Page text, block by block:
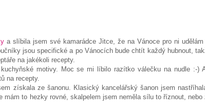
a slíbila jsem své kamarádce Jitce, že na Vánoce pro ni udělám
jsou specifické a po Vánocích bude chtít každý hubnout,
na jakékoli recepty.
motivy. Moc se mi líbilo razítko válečku na nudle :-)
na recepty.
získala ze šanonu. Klasický kancelářský šanon jsem
mám to hezky rovné, skalpelem jsem neměla sílu to říznout, nebo